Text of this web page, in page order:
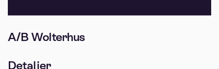
A/B Wolterhus
Detaljer